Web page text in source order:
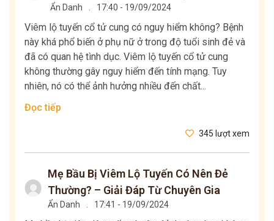
Ẩn Danh 17:40 - 19/09/2024
Viêm lộ tuyến cổ tử cung có nguy hiểm không? Bệnh
này khá phổ biến ở phụ nữ ở trong độ tuổi sinh đẻ và
đã có quan hệ tình dục. Viêm lộ tuyến cổ tử cung
không thường gây nguy hiểm đến tính mạng. Tuy
nhiên, nó có thể ảnh hưởng nhiều đến chất...
Đọc tiếp
345 lượt xem
Mẹ Bầu Bị Viêm Lộ Tuyến Có Nên Đẻ
Thường? – Giải Đáp Từ Chuyên Gia
Ẩn Danh 17:41 - 19/09/2024